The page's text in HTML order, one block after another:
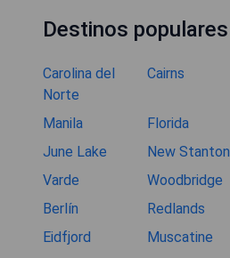
Destinos populares
Carolina del
Norte
Cairns
Manila Florida
June Lake
New Stanton
Varde
Woodbridge
Berlín
Redlands
Eidfjord
Muscatine